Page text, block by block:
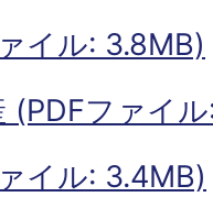
イル: 3.8MB)
(PDFファイ
イル: 3.4MB)